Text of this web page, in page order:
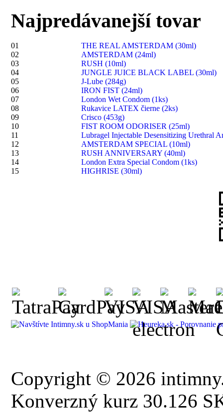
Najpredávanejší tovar
01
THE REAL AMSTERDAM (30ml)
02
AMSTERDAM (24ml)
03
RUSH (10ml)
04
JUNGLE JUICE BLACK LABEL (30ml)
05
J-Lube (284g)
06
IRON FIST (24ml)
07
London Wet Condom (1ks)
08
Rukavice LATEX čierne (2ks)
09
Crisco (453g)
10
FIST ROOM ODORISER (25ml)
11
Lubragel Injectable Desensitizing Urethral
12
AMSTERDAM SPECIAL (10ml)
13
RUSH ANNIVERSARY (40ml)
14
London Extra Special Condom (1ks)
15
HIGHRISE (30ml)
Copyright © 2026
Konverzný kurz 30.126